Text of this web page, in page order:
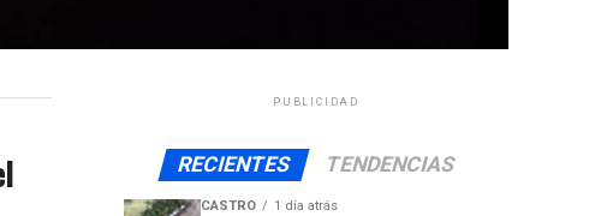
PUBLICIDAD
RECIENTES TENDENCIAS
CASTRO 1 día atrás